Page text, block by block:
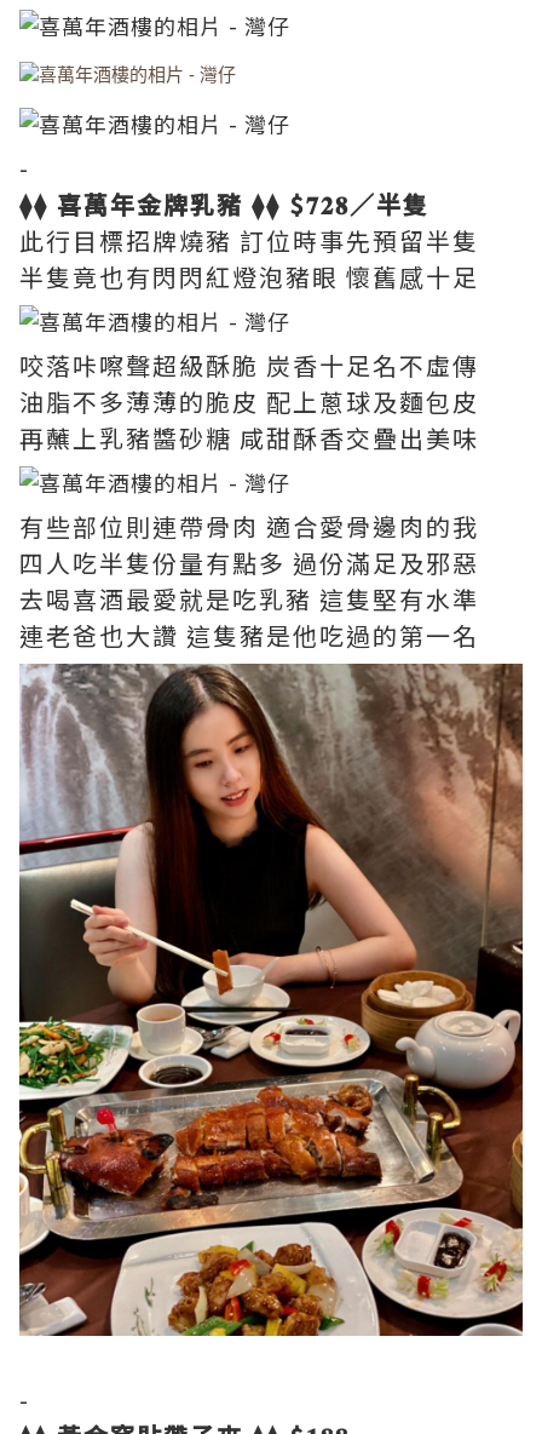
-
⧫⧫ 喜萬年金牌乳豬 ⧫⧫ $𝟕𝟐𝟖／半隻
此行目標招牌燒豬 訂位時事先預留半隻
半隻竟也有閃閃紅燈泡豬眼 懷舊感十足
咬落咔嚓聲超級酥脆 炭香十足名不虛傳
油脂不多薄薄的脆皮 配上蔥球及麵包皮
再蘸上乳豬醬砂糖 咸甜酥香交疊出美味
有些部位則連帶骨肉 適合愛骨邊肉的我
四人吃半隻份量有點多 過份滿足及邪惡
去喝喜酒最愛就是吃乳豬 這隻堅有水準
連老爸也大讚 這隻豬是他吃過的第一名
-